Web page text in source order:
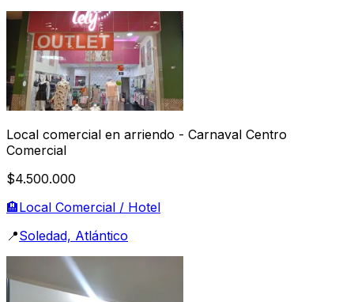
Local comercial en arriendo - Carnaval Centro
Comercial
$4.500.000
🏨Local Comercial / Hotel
📍Soledad, Atlántico